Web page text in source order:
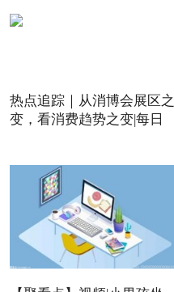
热点追踪｜从消博会展区之
变，看消费趋势之变|每日